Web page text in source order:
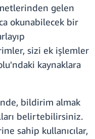
gelen
okunabilecek bir
sizi ek işlemler
kaynaklara
bildirim almak
belirtebilirsiniz.
sahip kullanıcılar,